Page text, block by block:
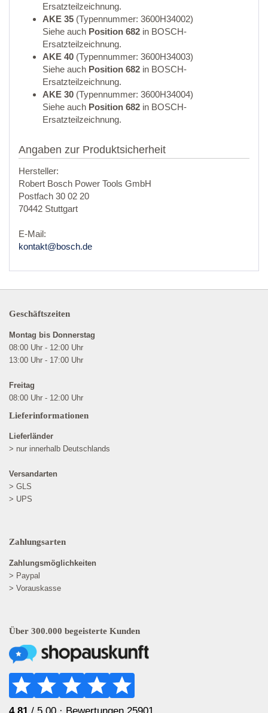
Ersatzteilzeichnung.
AKE 35 (Typennummer: 3600H34002)
Siehe auch Position 682 in BOSCH-
Ersatzteilzeichnung.
AKE 40 (Typennummer: 3600H34003)
Siehe auch Position 682 in BOSCH-
Ersatzteilzeichnung.
AKE 30 (Typennummer: 3600H34004)
Siehe auch Position 682 in BOSCH-
Ersatzteilzeichnung.
Angaben zur Produktsicherheit
Hersteller:
Robert Bosch Power Tools GmbH
Postfach 30 02 20
70442 Stuttgart
E-Mail:
kontakt@bosch.de
Geschäftszeiten
Montag bis Donnerstag
08:00 Uhr - 12:00 Uhr
13:00 Uhr - 17:00 Uhr
Freitag
08:00 Uhr - 12:00 Uhr
Lieferinformationen
Lieferländer
> nur innerhalb Deutschlands
Versandarten
> GLS
> UPS
Zahlungsarten
Zahlungsmöglichkeiten
> Paypal
> Vorauskasse
Über 300.000 begeisterte Kunden